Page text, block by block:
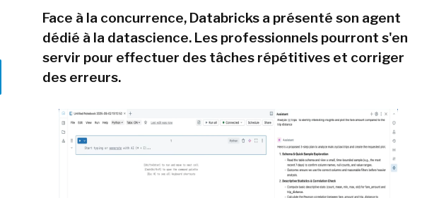
Face à la concurrence, Databricks a présenté son agent
dédié à la datascience. Les professionnels pourront s'en
servir pour effectuer des tâches répétitives et corriger
des erreurs.